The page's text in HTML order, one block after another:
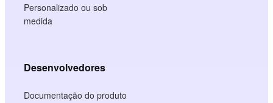
Personalizado ou sob
medida
Desenvolvedores
Documentação do produto